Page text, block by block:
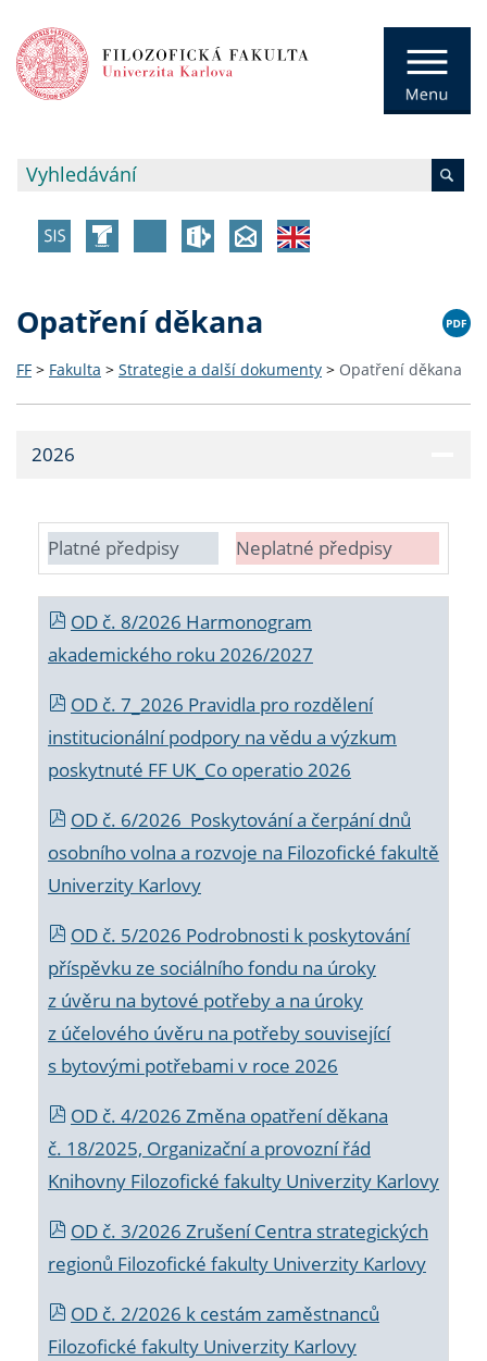
Opatření děkana
FF > Fakulta > Strategie a další dokumenty > Opatření děkana
2026
Platné předpisy Neplatné předpisy
OD č. 8/2026 Harmonogram
akademického roku 2026/2027
OD č. 7_2026 Pravidla pro rozdělení
institucionální podpory na vědu a výzkum
poskytnuté FF UK_Co operatio 2026
OD č. 6/2026 Poskytování a čerpání dnů
osobního volna a rozvoje na Filozofické fakultě
Univerzity Karlovy
OD č. 5/2026 Podrobnosti k poskytování
příspěvku ze sociálního fondu na úroky
z úvěru na bytové potřeby a na úroky
z účelového úvěru na potřeby související
s bytovými potřebami v roce 2026
OD č. 4/2026 Změna opatření děkana
č. 18/2025, Organizační a provozní řád
Knihovny Filozofické fakulty Univerzity Karlovy
OD č. 3/2026 Zrušení Centra strategických
regionů Filozofické fakulty Univerzity Karlovy
OD č. 2/2026 k cestám zaměstnanců
Filozofické fakulty Univerzity Karlovy